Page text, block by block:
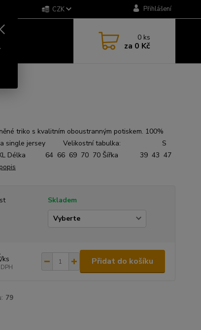
CZK Přihlášení
0 ks
za 0 Kč
triko s kvalitním oboustranným potiskem. 100%
single jersey Velikostní tabulka: S
Délka 64 66 69 70 70 Šířka 39 43 47
Skladem
/ks Přidat do košíku
79